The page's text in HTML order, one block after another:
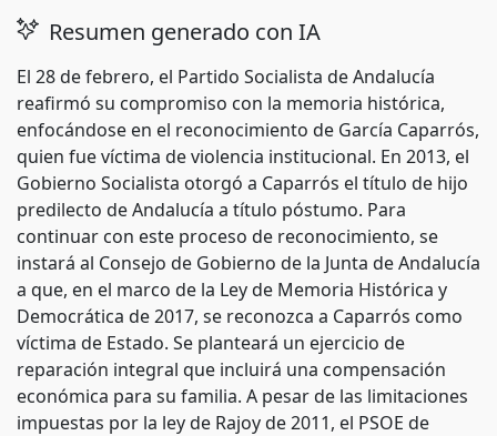
Resumen generado con IA
El 28 de febrero, el Partido Socialista de Andalucía
reafirmó su compromiso con la memoria histórica,
enfocándose en el reconocimiento de García Caparrós,
quien fue víctima de violencia institucional. En 2013, el
Gobierno Socialista otorgó a Caparrós el título de hijo
predilecto de Andalucía a título póstumo. Para
continuar con este proceso de reconocimiento, se
instará al Consejo de Gobierno de la Junta de Andalucía
a que, en el marco de la Ley de Memoria Histórica y
Democrática de 2017, se reconozca a Caparrós como
víctima de Estado. Se planteará un ejercicio de
reparación integral que incluirá una compensación
económica para su familia. A pesar de las limitaciones
impuestas por la ley de Rajoy de 2011, el PSOE de